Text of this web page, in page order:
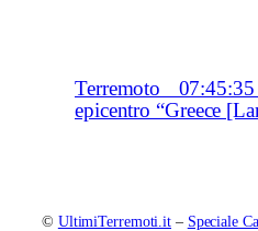
Terremoto
epicentro “Greece
© UltimiTerremoti.it – Speciale